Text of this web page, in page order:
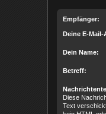
Empfänger:
Deine E-Mail-
Dein Name:
Betreff:
Diese
Text